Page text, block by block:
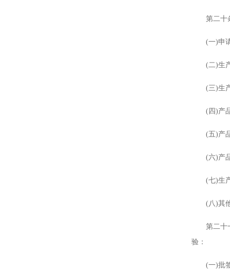
第二十条
(一)申请
(二)生产
(三)生产
(四)产品
(五)产品
(六)产品
(七)生产
(八)其他
第二十一
验：
(一)批签